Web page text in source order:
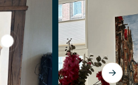
View Intérieur avec la femme